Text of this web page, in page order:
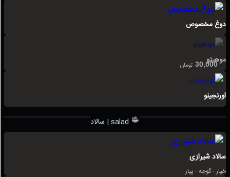
دوغ مخصوص
موهیتو
30,000 تومان
اورنجینو
سالاد | salad
سالاد شیرازی
خیار - گوجه - پیاز